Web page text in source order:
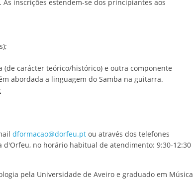
inscrições estendem-se dos principiantes aos
carácter teórico/histórico) e outra componente
abordada a linguagem do Samba na guitarra.
dformacao@dorfeu.pt ou através dos telefones
d'Orfeu, no horário habitual de atendimento: 9:30-12:30
pela Universidade de Aveiro e graduado em Música